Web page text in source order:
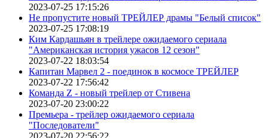
2023-07-25 17:15:26
Не пропустите новый ТРЕЙЛЕР драмы "Белый список"
2023-07-25 17:08:19
Ким Кардашьян в трейлере ожидаемого сериала
"Американская история ужасов 12 сезон"
2023-07-22 18:03:54
Капитан Марвел 2 - поединок в космосе ТРЕЙЛЕР
2023-07-22 17:56:42
Команда Z - новый трейлер от Стивена
2023-07-20 23:00:22
Премьера - трейлер ожидаемого сериала
"Последователи"
2023-07-20 22:56:22